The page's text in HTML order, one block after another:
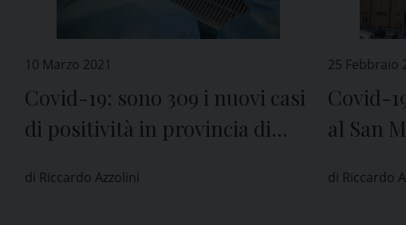
10 Marzo 2021
Covid-19: sono 309 i nuovi casi
di positività in provincia di
di Riccardo Azzolini
25 Febbraio
Covid-
al San
di Riccardo